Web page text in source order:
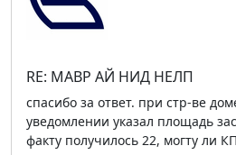
RE: МАВР АЙ НИД НЕЛП
спасибо за ответ. при стр-ве
уведомлении указал площадь
факту получилось 22, могту ли